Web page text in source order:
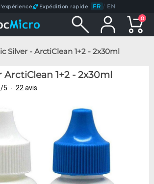
Expédition rapide FR / EN
0
Silver - ArctiClean 1+2 - 2x30ml
1+2 - 2x30ml
/5 - 22 avis